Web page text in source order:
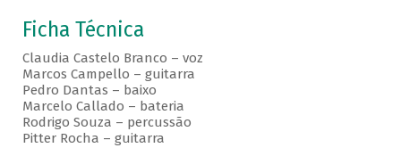
Ficha Técnica
Claudia Castelo Branco – voz
Marcos Campello – guitarra
Pedro Dantas – baixo
Marcelo Callado – bateria
Rodrigo Souza – percussão
Pitter Rocha – guitarra